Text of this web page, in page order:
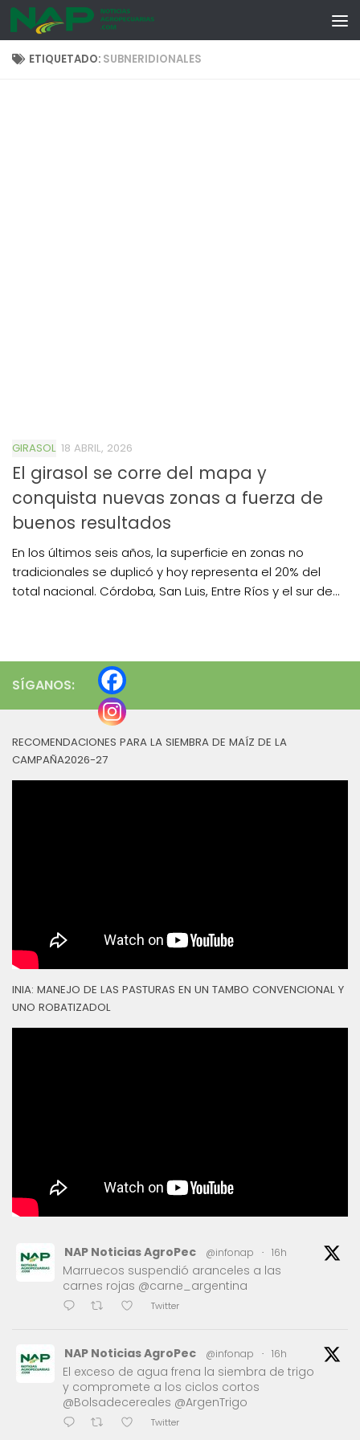
Skip to content
ETIQUETADO: SUBNERIDIONALES
GIRASOL 18 ABRIL, 2026
El girasol se corre del mapa y
conquista nuevas zonas a fuerza de
buenos resultados
En los últimos seis años, la superficie en zonas no
tradicionales se duplicó y hoy representa el 20% del
total nacional. Córdoba, San Luis, Entre Ríos y el sur de...
SÍGANOS:
RECOMENDACIONES PARA LA SIEMBRA DE MAÍZ DE LA
CAMPAÑA2026-27
INIA: MANEJO DE LAS PASTURAS EN UN TAMBO CONVENCIONAL Y
UNO ROBATIZADOL
NAP Noticias AgroPec @infonap · 16h
Marruecos suspendió aranceles a las
carnes rojas @carne_argentina
Twitter
NAP Noticias AgroPec @infonap · 16h
El exceso de agua frena la siembra de trigo
y compromete a los ciclos cortos
@Bolsadecereales @ArgenTrigo
Twitter